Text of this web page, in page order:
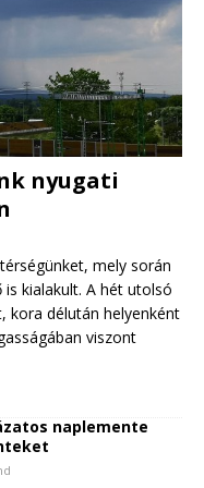
nyugati
mely során
kialakult. A hét utolsó
kora délután helyenként
viszont
naplemente